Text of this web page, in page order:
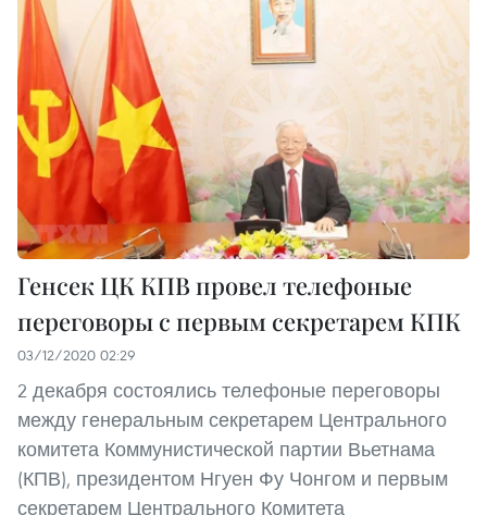
Генсек ЦК КПВ провел телефоные
переговоры с первым секретарем КПК
03/12/2020 02:29
2 декабря состоялись телефоные переговоры
между генеральным секретарем Центрального
комитета Коммунистической партии Вьетнама
(КПВ), президентом Нгуен Фу Чонгом и первым
секретарем Центрального Комитета